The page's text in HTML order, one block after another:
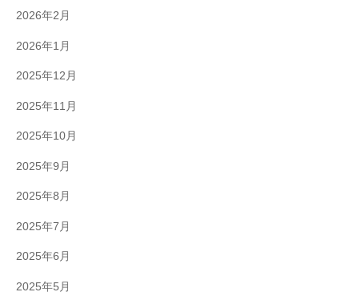
2026年2月
2026年1月
2025年12月
2025年11月
2025年10月
2025年9月
2025年8月
2025年7月
2025年6月
2025年5月